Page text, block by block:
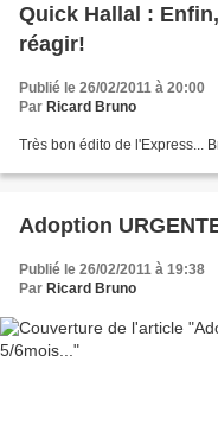
Quick Hallal :
réagir!
Publié le 26/02/2011 à 20:00
Par Ricard Bruno
Très bon édito de l'Express...
Adoption
Publié le 26/02/2011 à 19:38
Par Ricard Bruno